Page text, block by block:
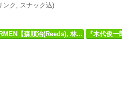
ンク, スナック込)
【森順治(Reeds), 林... 『木代俊